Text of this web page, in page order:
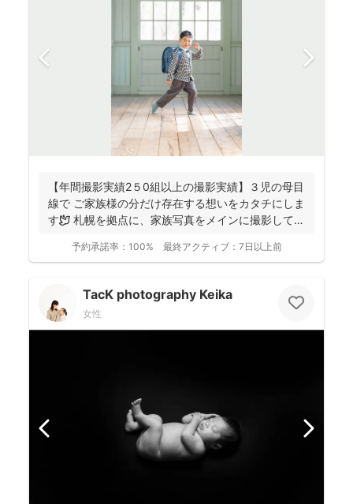
【年間撮影実績2５0組以上の撮影実績】３児の母目
線で ご家族様の分だけ存在する想いをカタチにしま
す🕊️ 札幌を拠点に、家族写真をメインに撮影してお
予約承諾率： 100% 最終アクティブ： 7日以上前
TacK photography Keika
女性